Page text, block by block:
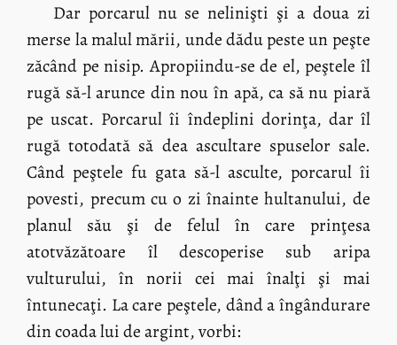
Dar porcarul nu se nelinişti şi a doua zi
merse la malul mării, unde dădu peste un peşte
zăcând pe nisip. Apropiindu-se de el, peştele îl
rugă să-l arunce din nou în apă, ca să nu piară
pe uscat. Porcarul îi îndeplini dorinţa, dar îl
rugă totodată să dea ascultare spuselor sale.
Când peştele fu gata să-l asculte, porcarul îi
povesti, precum cu o zi înainte hultanului, de
planul său şi de felul în care prinţesa
atotvăzătoare îl descoperise sub aripa
vulturului, în norii cei mai înalţi şi mai
întunecaţi. La care peştele, dând a îngândurare
din coada lui de argint, vorbi: